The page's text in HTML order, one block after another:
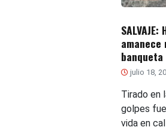
banqueta
julio 18,
Tirado en
golpes
vida en